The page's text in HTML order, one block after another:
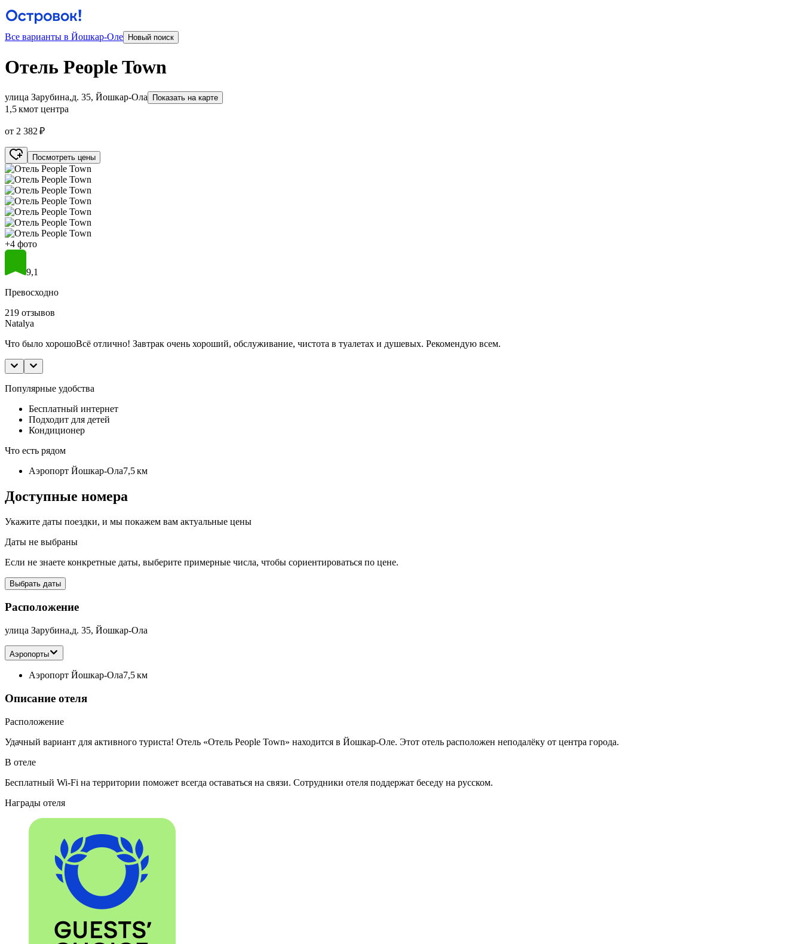
Все варианты в Йошкар-Оле Новый поиск
Отель People Town
улица Зарубина,д. 35, Йошкар-Ола Показать на карте
1,5 кмот центра
от 2 382 ₽
Посмотреть цены
+4 фото
9,1
Превосходно
219 отзывов
Natalya
Что было хорошоВсё отлично! Завтрак очень хороший, обслуживание, чистота в туалетах и душевых. Рекомендую всем.
Популярные удобства
Бесплатный интернет
Подходит для детей
Кондиционер
Что есть рядом
Аэропорт Йошкар-Ола7,5 км
Доступные номера
Укажите даты поездки, и мы покажем вам актуальные цены
Даты не выбраны
Если не знаете конкретные даты, выберите примерные числа, чтобы сориентироваться по цене.
Выбрать даты
Расположение
улица Зарубина,д. 35, Йошкар-Ола
Аэропорты
Аэропорт Йошкар-Ола7,5 км
Описание отеля
Расположение
Удачный вариант для активного туриста! Отель «Отель People Town» находится в Йошкар-Оле. Этот отель расположен неподалёку от центра города.
В отеле
Бесплатный Wi-Fi на территории поможет всегда оставаться на связи. Сотрудники отеля поддержат беседу на русском.
Награды отеля